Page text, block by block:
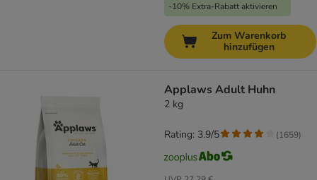
-10% Extra-Rabatt aktivieren
Zum Warenkorb
hinzufügen
Applaws Adult Huhn
2 kg
Rating: 3.9/5 (1659)